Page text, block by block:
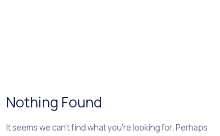
Nothing Found
It seems we can’t find what you’re looking for. Perhaps